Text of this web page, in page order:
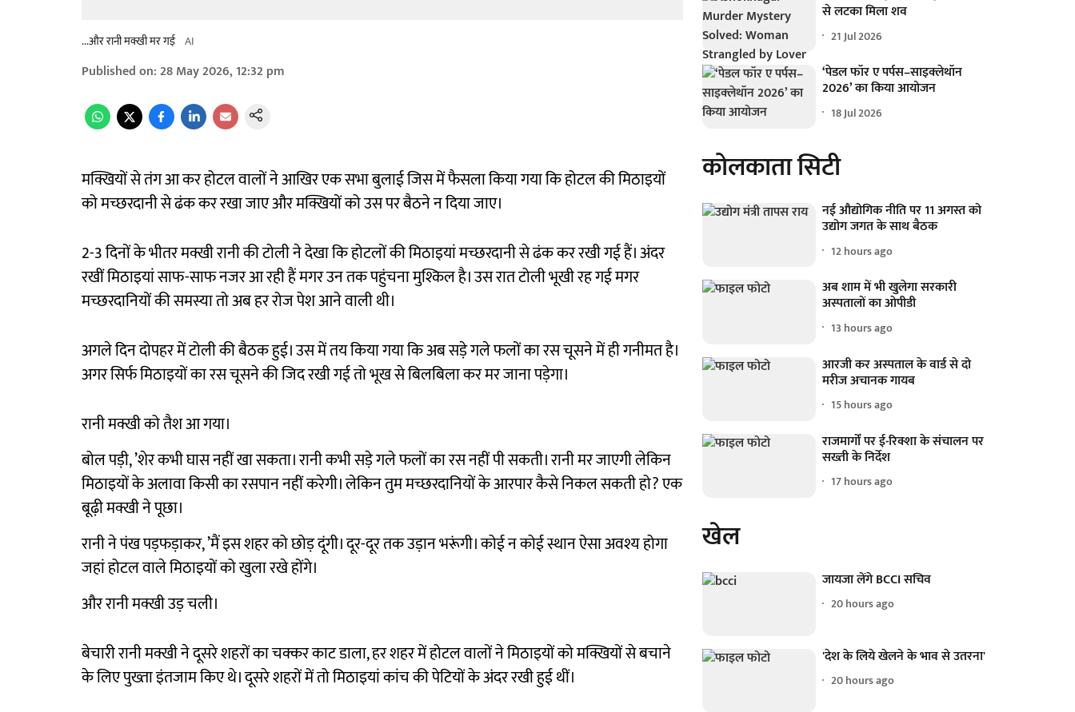
...और रानी मक्खी मर गई AI
Published on:28 May 2026, 12:32 pm
मक्खियों से तंग आ कर होटल वालों ने आखिर एक सभा बुलाई जिस में फैसला किया गया कि होटल की मिठाइयों
को मच्छरदानी से ढंक कर रखा जाए और मक्खियों को उस पर बैठने न दिया जाए।
2-3 दिनों के भीतर मक्खी रानी की टोली ने देखा कि होटलों की मिठाइयां मच्छरदानी से ढंक कर रखी गई हैं। अंदर
रखीं मिठाइयां साफ-साफ नजर आ रही हैं मगर उन तक पहुंचना मुश्किल है। उस रात टोली भूखी रह गई मगर
मच्छरदानियों की समस्या तो अब हर रोज पेश आने वाली थी।
अगले दिन दोपहर में टोली की बैठक हुई। उस में तय किया गया कि अब सड़े गले फलों का रस चूसने में ही गनीमत है।
अगर सिर्फ मिठाइयों का रस चूसने की जिद रखी गई तो भूख से बिलबिला कर मर जाना पड़ेगा।
रानी मक्खी को तैश आ गया।
बोल पड़ी, ’शेर कभी घास नहीं खा सकता। रानी कभी सड़े गले फलों का रस नहीं पी सकती। रानी मर जाएगी लेकिन
मिठाइयों के अलावा किसी का रसपान नहीं करेगी। लेकिन तुम मच्छरदानियों के आरपार कैसे निकल सकती हो? एक
बूढ़ी मक्खी ने पूछा।
रानी ने पंख पड़फड़ाकर, ’मैं इस शहर को छोड़ दूंगी। दूर-दूर तक उड़ान भरूंगी। कोई न कोई स्थान ऐसा अवश्य होगा
जहां होटल वाले मिठाइयों को खुला रखे होंगे।
और रानी मक्खी उड़ चली।
बेचारी रानी मक्खी ने दूसरे शहरों का चक्कर काट डाला, हर शहर में होटल वालों ने मिठाइयों को मक्खियों से बचाने
के लिए पुख्ता इंतजाम किए थे। दूसरे शहरों में तो मिठाइयां कांच की पेटियों के अंदर रखी हुई थीं।
से लटका मिला शव
21 Jul 2026
‘पेडल फॉर ए पर्पस–साइक्लेथॉन
2026’ का किया आयोजन
18 Jul 2026
कोलकाता सिटी
नई औद्योगिक नीति पर 11 अगस्त को
उद्योग जगत के साथ बैठक
12 hours ago
अब शाम में भी खुलेगा सरकारी
अस्पतालों का ओपीडी
13 hours ago
आरजी कर अस्पताल के वार्ड से दो
मरीज अचानक गायब
15 hours ago
राजमार्गों पर ई-रिक्शा के संचालन पर
सख्ती के निर्देश
17 hours ago
खेल
जायजा लेंगे BCCI सचिव
20 hours ago
'देश के लिये खेलने के भाव से उतरना'
20 hours ago